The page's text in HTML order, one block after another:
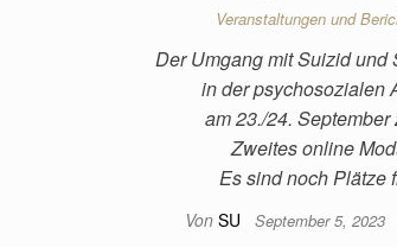
Veranstaltungen und
Der Umgang mit Suizid und
in der psychosozialen
am 23./24. September
Zweites online
Es sind noch Plätze
Von SU September 5, 2023